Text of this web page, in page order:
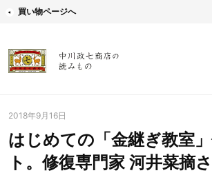
買い物ページへ
2018年9月16日
はじめての「金継ぎ教室
ト。修復専門家 河井菜摘